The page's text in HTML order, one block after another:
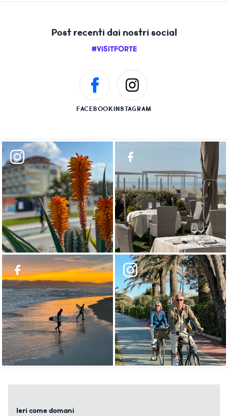
Post recenti dai nostri social
#VISITFORTE
FACEBOOKINSTAGRAM
Ieri come domani